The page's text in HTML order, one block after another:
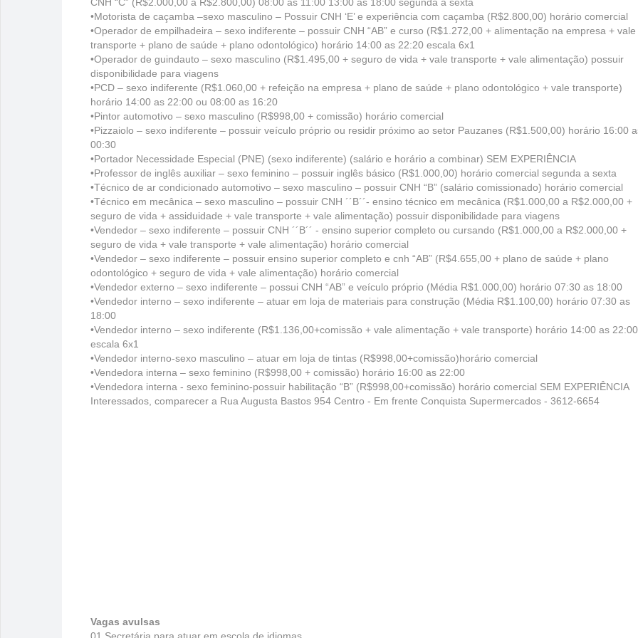
CNH “C” (R$2.000,00 a R$2.800,00) 08:00 as 11:00 13:00 as 18:00 segunda a sexta
•Motorista de caçamba –sexo masculino – Possuir CNH ‘E’ e experiência com caçamba (R$2.800,00) horário comercial
•Operador de empilhadeira – sexo indiferente – possuir CNH “AB” e curso (R$1.272,00 + alimentação na empresa + vale
transporte + plano de saúde + plano odontológico) horário 14:00 as 22:20 escala 6x1
•Operador de guindauto – sexo masculino (R$1.495,00 + seguro de vida + vale transporte + vale alimentação) possuir
disponibilidade para viagens
•PCD – sexo indiferente (R$1.060,00 + refeição na empresa + plano de saúde + plano odontológico + vale transporte)
horário 14:00 as 22:00 ou 08:00 as 16:20
•Pintor automotivo – sexo masculino (R$998,00 + comissão) horário comercial
•Pizzaiolo – sexo indiferente – possuir veículo próprio ou residir próximo ao setor Pauzanes (R$1.500,00) horário 16:00
00:30
•Portador Necessidade Especial (PNE) (sexo indiferente) (salário e horário a combinar) SEM EXPERIÊNCIA
•Professor de inglês auxiliar – sexo feminino – possuir inglês básico (R$1.000,00) horário comercial segunda a sexta
•Técnico de ar condicionado automotivo – sexo masculino – possuir CNH “B” (salário comissionado) horário comercial
•Técnico em mecânica – sexo masculino – possuir CNH ´´B´´- ensino técnico em mecânica (R$1.000,00 a R$2.000,00 +
seguro de vida + assiduidade + vale transporte + vale alimentação) possuir disponibilidade para viagens
•Vendedor – sexo indiferente – possuir CNH ´´B´´ - ensino superior completo ou cursando (R$1.000,00 a R$2.000,00 +
seguro de vida + vale transporte + vale alimentação) horário comercial
•Vendedor – sexo indiferente – possuir ensino superior completo e cnh “AB” (R$4.655,00 + plano de saúde + plano
odontológico + seguro de vida + vale alimentação) horário comercial
•Vendedor externo – sexo indiferente – possui CNH “AB” e veículo próprio (Média R$1.000,00) horário 07:30 as 18:00
•Vendedor interno – sexo indiferente – atuar em loja de materiais para construção (Média R$1.100,00) horário 07:30 as
18:00
•Vendedor interno – sexo indiferente (R$1.136,00+comissão + vale alimentação + vale transporte) horário 14:00 as 22:00
escala 6x1
•Vendedor interno-sexo masculino – atuar em loja de tintas (R$998,00+comissão)horário comercial
•Vendedora interna – sexo feminino (R$998,00 + comissão) horário 16:00 as 22:00
•Vendedora interna - sexo feminino-possuir habilitação “B” (R$998,00+comissão) horário comercial SEM EXPERIÊNCIA
Interessados, comparecer a Rua Augusta Bastos 954 Centro - Em frente Conquista Supermercados - 3612-6654
Vagas avulsas